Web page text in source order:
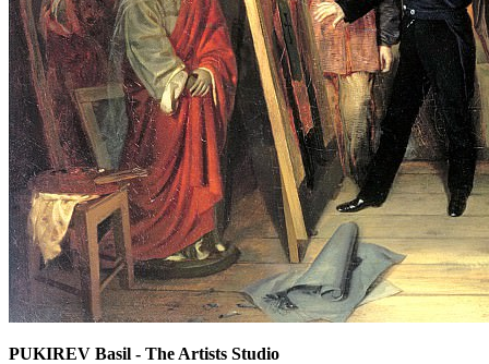
PUKIREV Basil - The Artists Studio